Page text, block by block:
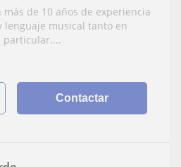
de 10 años de experiencia
lenguaje musical tanto en
particular....
Contactar